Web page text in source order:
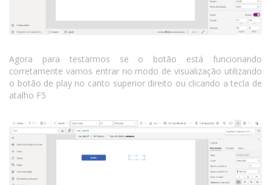
Agora para testarmos se o botão está funcionando
corretamente vamos entrar no modo de visualização utilizando
o botão de play no canto superior direito ou clicando a tecla de
atalho F5